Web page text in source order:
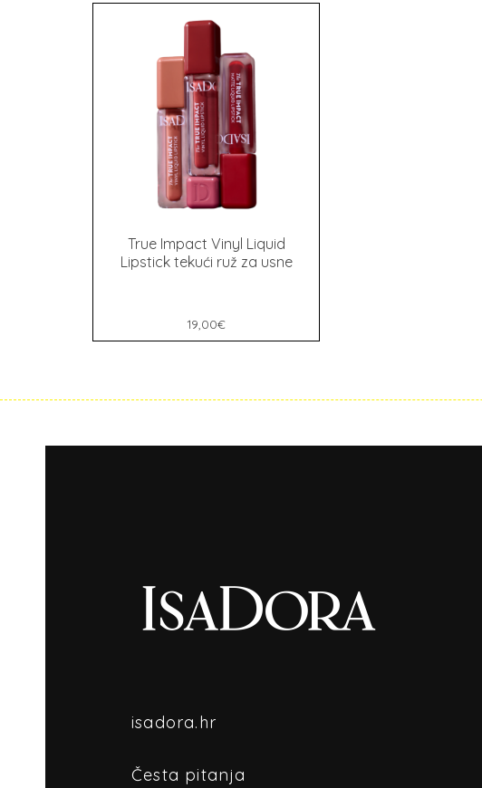
True Impact Vinyl Liquid
Lipstick tekući ruž za usne
19,00€
isadora.hr
Česta pitanja